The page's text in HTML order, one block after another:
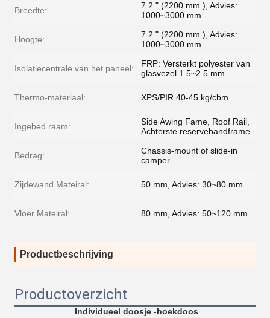
Breedte:
7.2 " (2200 mm ), Advies:
1000~3000 mm
Hoogte:
7.2 " (2200 mm ), Advies:
1000~3000 mm
Isolatiecentrale van het paneel:
FRP: Versterkt polyester van
glasvezel.1.5~2.5 mm
Thermo-materiaal: XPS/PIR 40-45 kg/cbm
Ingebed raam:
Side Awing Fame, Roof Rail,
Achterste reservebandframe
Bedrag:
Chassis-mount of slide-in
camper
Zijdewand Mateiral: 50 mm, Advies: 30~80 mm
Vloer Mateiral: 80 mm, Advies: 50~120 mm
Productbeschrijving
Productoverzicht
Individueel doosje -hoekdoos